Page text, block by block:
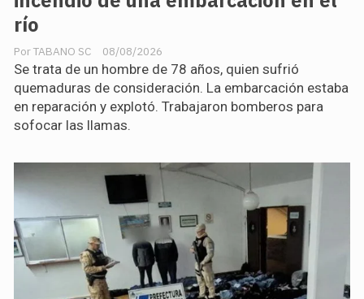
río
TABANO SC 08/08/2026
Se trata de un hombre de 78 años, quien sufrió
quemaduras de consideración. La embarcación estaba
en reparación y explotó. Trabajaron bomberos para
sofocar las llamas.